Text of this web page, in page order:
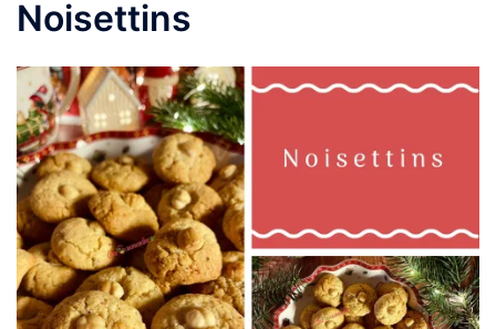
Noisettins